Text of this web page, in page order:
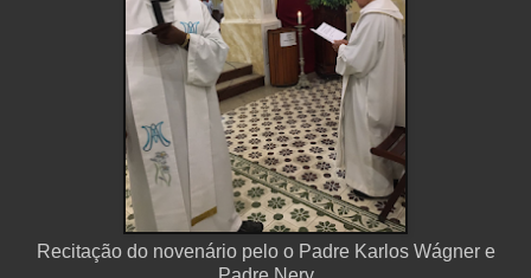
Recitação do novenário pelo o Padre Karlos Wágner e